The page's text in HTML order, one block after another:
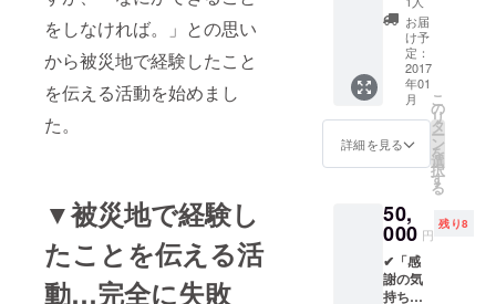
をしなければ。」との思い
から被災地で経験したこと
を伝える活動を始めまし
た。
▼被災地で経験し
たことを伝える活
動…完全に失敗
作が完
了した
後にお
手紙を
郵送さ
せて頂
き、 支
援者の
ステッ
カー
（白・
青）、
横浜
サイト
にお名
前を記
載」
✔「横
浜版・
防災ト
ランプ
======
======
返し品
説明 ご
ター」
✔「Fun
derス
テッ
カー
(白)」
✔「Fun
derス
テッ
✔「Fun
derス
テッ
カー(ス
ペシャ
ル)」
お届
け予
定：
2017
年01
月
詳細を見る
こ
の
リ
タ
ー
ン
を
選
択
す
る
50,
000 円
残り8
✔「感
謝の気
持ち」